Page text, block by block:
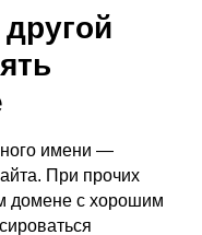
имени —
При прочих
домене с хорошим